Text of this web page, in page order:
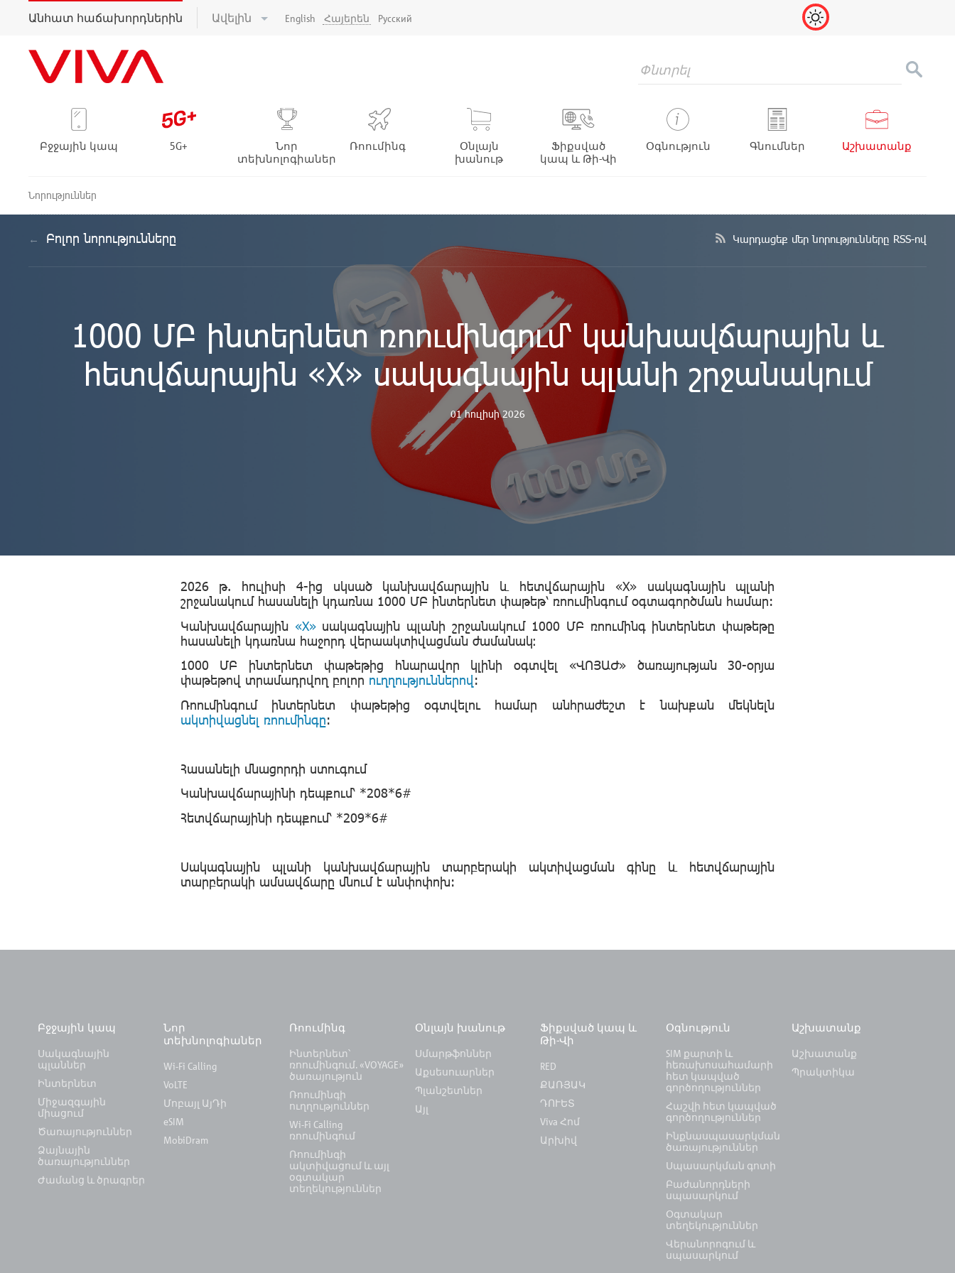
Անհատ հաճախորդներին Ավելին English Հայերեն Русский
Բջջային կապ 5G+
Նոր
տեխնոլոգիաներ
Ռոումինգ
Օնլայն
խանութ
Ֆիքսված
կապ և Թի-Վի
Օգնություն Գնումներ Աշխատանք
Նորություններ
Բոլոր նորությունները Կարդացեք մեր նորությունները RSS-ով
1000 ՄԲ ինտերնետ ռոումինգում՝ կանխավճարային և
հետվճարային «X» սակագնային պլանի շրջանակում
01 հուլիսի 2026
2026 թ. հուլիսի 4-ից սկսած կանխավճարային և հետվճարային «X» սակագնային պլանի
շրջանակում հասանելի կդառնա 1000 ՄԲ ինտերնետ փաթեթ՝ ռոումինգում օգտագործման համար:
Կանխավճարային «X»սակագնային պլանի շրջանակում 1000 ՄԲ ռոումինգ ինտերնետ փաթեթը
հասանելի կդառնա հաջորդ վերաակտիվացման ժամանակ։
1000 ՄԲ ինտերնետ փաթեթից հնարավոր կլինի օգտվել «ՎՈՅԱԺ» ծառայության 30-օրյա
փաթեթով տրամադրվող բոլոր ուղղություններով:
Ռոումինգում ինտերնետ փաթեթից օգտվելու համար անհրաժեշտ է նախքան մեկնելն
ակտիվացնել ռոումինգը:
Հասանելի մնացորդի ստուգում
Կանխավճարայինի դեպքում՝ *208*6#
Հետվճարայինի դեպքում՝ *209*6#
Սակագնային պլանի կանխավճարային տարբերակի ակտիվացման գինը և հետվճարային
տարբերակի ամսավճարը մնում է անփոփոխ:
Բջջային կապ
Սակագնային
պլաններ
Ինտերնետ
Միջազգային
միացում
Ծառայություններ
Ձայնային
ծառայություններ
Ժամանց և ծրագրեր
Նոր
տեխնոլոգիաներ
Wi-Fi Calling
VoLTE
Մոբայլ ԱյԴի
eSIM
MobiDram
Ռոումինգ
Ինտերնետ՝
ռոումինգում. «VOYAGE»
ծառայություն
Ռոումինգի
ուղղություններ
Wi-Fi Calling
ռոումինգում
Ռոումինգի
ակտիվացում և այլ
օգտակար
տեղեկություններ
Օնլայն խանութ
Սմարթֆոններ
Աքսեսուարներ
Պլանշետներ
Այլ
Ֆիքսված կապ և
Թի-Վի
RED
ՔԱՌՅԱԿ
ԴՈՒԵՏ
Viva Հոմ
Արխիվ
Օգնություն
SIM քարտի և
հեռախոսահամարի
հետ կապված
գործողություններ
Հաշվի հետ կապված
գործողություններ
Ինքնասպասարկման
ծառայություններ
Սպասարկման գոտի
Բաժանորդների
սպասարկում
Օգտակար
տեղեկություններ
Վերանորոգում և
սպասարկում
Աշխատանք
Աշխատանք
Պրակտիկա